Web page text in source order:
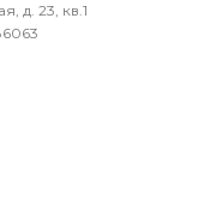
д. 23, кв.1